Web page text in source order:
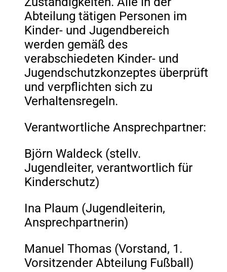
Abteilung tätigen Personen im
Kinder- und Jugendbereich
werden gemäß des
verabschiedeten Kinder- und
Jugendschutzkonzeptes überprüft
und verpflichten sich zu
Verhaltensregeln.
Verantwortliche Ansprechpartner:
Björn Waldeck (stellv.
Jugendleiter, verantwortlich für
Kinderschutz)
Ina Plaum (Jugendleiterin,
Ansprechpartnerin)
Manuel Thomas (Vorstand, 1.
Vorsitzender Abteilung Fußball)